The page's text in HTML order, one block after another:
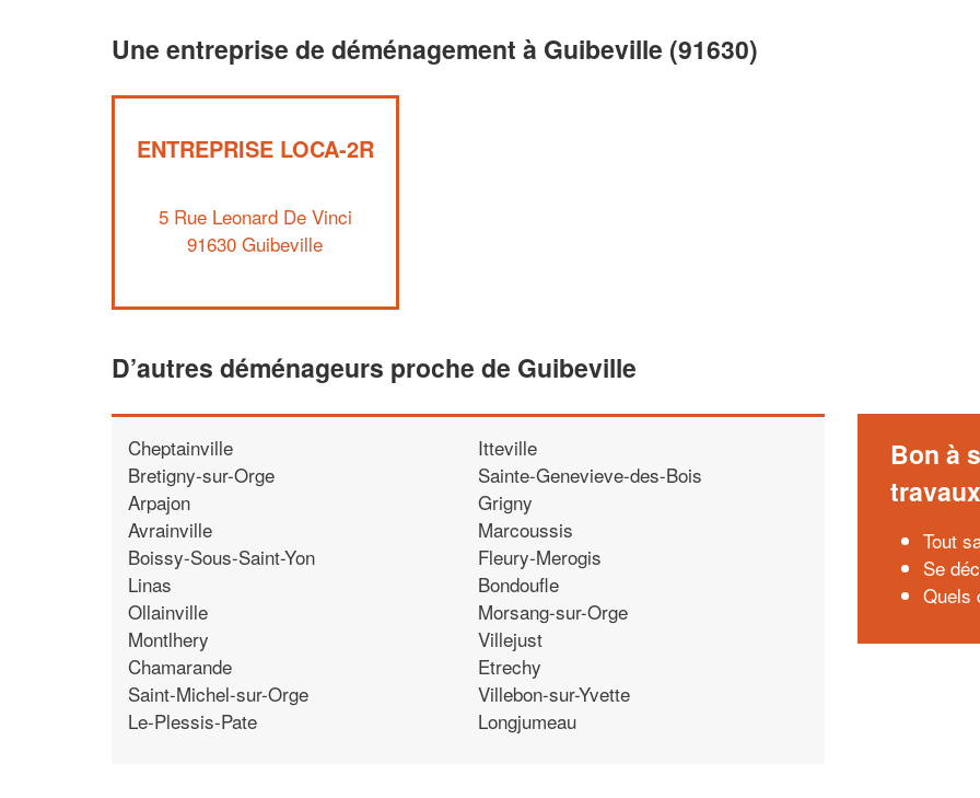
Une entreprise de déménagement à Guibeville (91630)
ENTREPRISE LOCA-2R
5 Rue Leonard De Vinci
91630 Guibeville
D’autres déménageurs proche de Guibeville
Cheptainville
Bretigny-sur-Orge
Arpajon
Avrainville
Boissy-Sous-Saint-Yon
Linas
Ollainville
Montlhery
Chamarande
Saint-Michel-sur-Orge
Le-Plessis-Pate
Itteville
Sainte-Genevieve-des-Bois
Grigny
Marcoussis
Fleury-Merogis
Bondoufle
Morsang-sur-Orge
Villejust
Etrechy
Villebon-sur-Yvette
Longjumeau
Bon à
travaux
Tout
Se
Quels